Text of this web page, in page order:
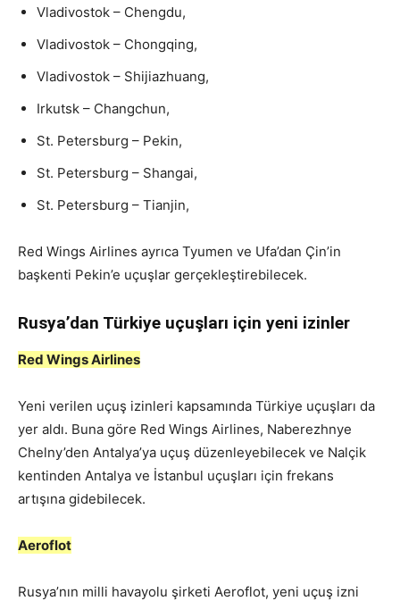
Vladivostok – Chengdu,
Vladivostok – Chongqing,
Vladivostok – Shijiazhuang,
Irkutsk – Changchun,
St. Petersburg – Pekin,
St. Petersburg – Shangai,
St. Petersburg – Tianjin,
Red Wings Airlines ayrıca Tyumen ve Ufa’dan Çin’in
başkenti Pekin’e uçuşlar gerçekleştirebilecek.
Rusya’dan Türkiye uçuşları için yeni izinler
Red Wings Airlines
Yeni verilen uçuş izinleri kapsamında Türkiye uçuşları da
yer aldı. Buna göre Red Wings Airlines, Naberezhnye
Chelny’den Antalya’ya uçuş düzenleyebilecek ve Nalçik
kentinden Antalya ve İstanbul uçuşları için frekans
artışına gidebilecek.
Aeroflot
Rusya’nın milli havayolu şirketi Aeroflot, yeni uçuş izni